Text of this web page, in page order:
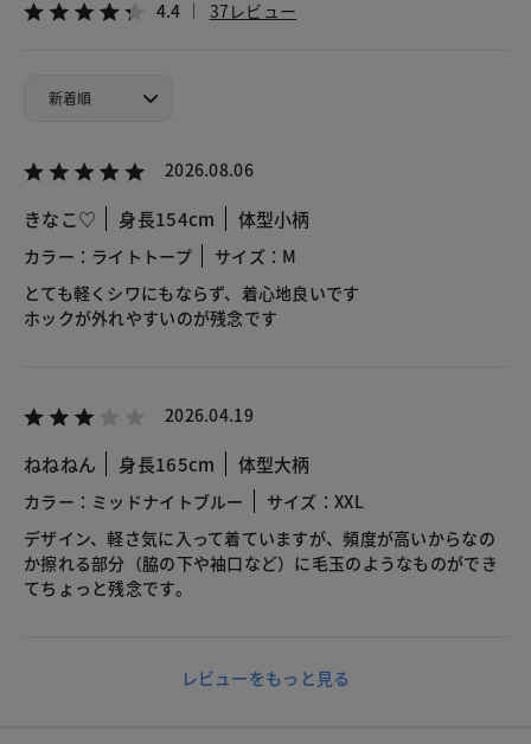
4.4 37レビュー
2026.08.06
きなこ♡ 身長154cm 体型小柄
カラー：ライトトープ
サイズ：M
とても軽くシワにもならず、着心地良いです
ホックが外れやすいのが残念です
2026.04.19
ねねねん 身長165cm 体型大柄
カラー：ミッドナイトブルー
サイズ：XXL
デザイン、軽さ気に入って着ていますが、頻度が高いからなの
か擦れる部分（脇の下や袖口など）に毛玉のようなものができ
てちょっと残念です。
レビューをもっと見る